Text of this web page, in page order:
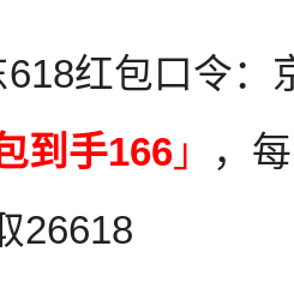
红包口令：
到手166 」
，
26618